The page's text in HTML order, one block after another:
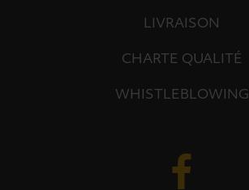
LIVRAISON
CHARTE QUALITÉ
WHISTLEBLOWING